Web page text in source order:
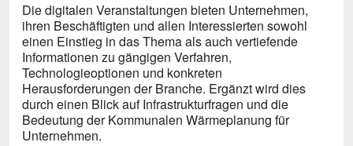
Die digitalen Veranstaltungen bieten Unternehmen,
ihren Beschäftigten und allen Interessierten sowohl
einen Einstieg in das Thema als auch vertiefende
Informationen zu gängigen Verfahren,
Technologieoptionen und konkreten
Herausforderungen der Branche. Ergänzt wird dies
durch einen Blick auf Infrastrukturfragen und die
Bedeutung der Kommunalen Wärmeplanung für
Unternehmen.